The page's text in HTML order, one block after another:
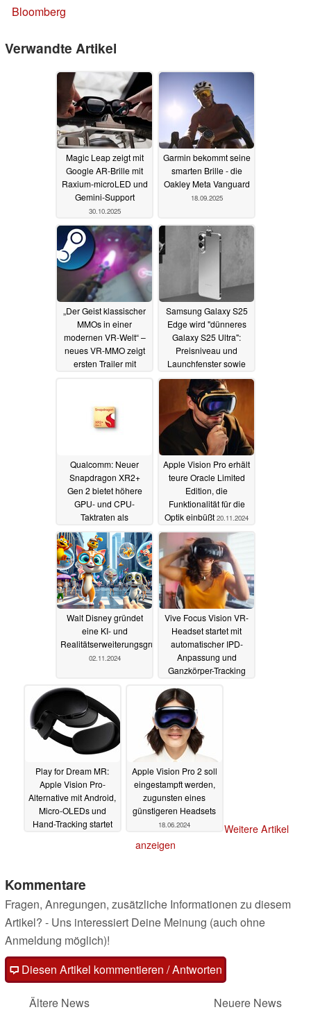
Bloomberg
Verwandte Artikel
Magic Leap zeigt mit
Google AR‑Brille mit
Raxium‑microLED und
Gemini‑Support
30.10.2025
Garmin bekommt seine
smarten Brille - die
Oakley Meta Vanguard
18.09.2025
„Der Geist klassischer
MMOs in einer
modernen VR-Welt“ –
neues VR-MMO zeigt
ersten Trailer mit
Samsung Galaxy S25
Edge wird "dünneres
Galaxy S25 Ultra":
Preisniveau und
Launchfenster sowie
Samsung Tri-Fold-
Teaser23.01.2025
Qualcomm: Neuer
Snapdragon XR2+
Gen 2 bietet höhere
GPU- und CPU-
Taktraten als
Snapdragon XR2 Gen
216.12.2024
Apple Vision Pro erhält
teure Oracle Limited
Edition, die
Funktionalität für die
Optik einbüßt 20.11.2024
Walt Disney gründet
eine KI- und
Realitätserweiterungsgruppe
02.11.2024
Vive Focus Vision VR-
Headset startet mit
automatischer IPD-
Anpassung und
Ganzkörper-Tracking
Play for Dream MR:
Apple Vision Pro-
Alternative mit Android,
Micro-OLEDs und
Hand-Tracking startet
Apple Vision Pro 2 soll
eingestampft werden,
zugunsten eines
günstigeren Headsets
18.06.2024
Weitere Artikel
anzeigen
Kommentare
Fragen, Anregungen, zusätzliche Informationen zu diesem
Artikel? - Uns interessiert Deine Meinung (auch ohne
Anmeldung möglich)!
Diesen Artikel kommentieren / Antworten
Ältere News
Neuere News